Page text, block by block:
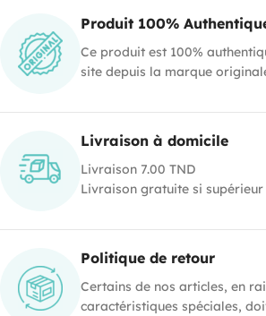
Produit 100%
Ce produit est 100%
site depuis la marque
Livraison à domicile
Livraison 7.00 TND
Livraison gratuite si supérieur
Politique de retour
Certains de nos articles, en
caractéristiques spéciales,